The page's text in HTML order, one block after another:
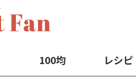
100均 レシピ